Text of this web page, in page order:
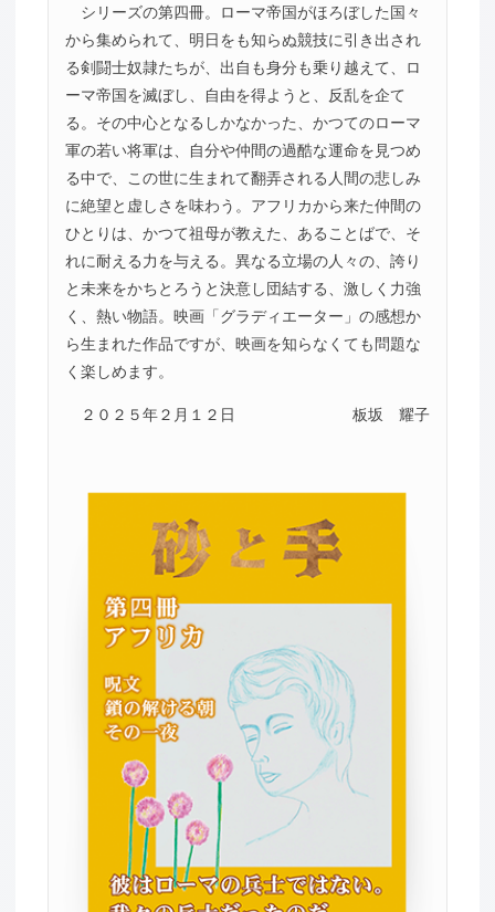
シリーズの第四冊。ローマ帝国がほろぼした国々
から集められて、明日をも知らぬ競技に引き出され
る剣闘士奴隷たちが、出自も身分も乗り越えて、ロ
ーマ帝国を滅ぼし、自由を得ようと、反乱を企て
る。その中心となるしかなかった、かつてのローマ
軍の若い将軍は、自分や仲間の過酷な運命を見つめ
る中で、この世に生まれて翻弄される人間の悲しみ
に絶望と虚しさを味わう。アフリカから来た仲間の
ひとりは、かつて祖母が教えた、あることばで、そ
れに耐える力を与える。異なる立場の人々の、誇り
と未来をかちとろうと決意し団結する、激しく力強
く、熱い物語。映画「グラディエーター」の感想か
ら生まれた作品ですが、映画を知らなくても問題な
く楽しめます。
２０２５年２月１２日 板坂 耀子